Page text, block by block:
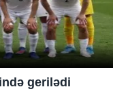
gerilədi